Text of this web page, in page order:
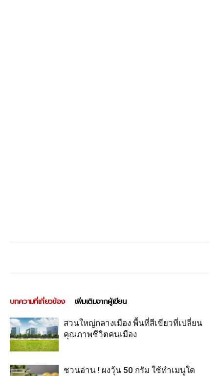
บทความที่เกี่ยวข้อง เพิ่มเติมจากผู้เขียน
สวนใหญ่กลางเมือง พื้นที่สีเขียวที่เปลี่ยน
คุณภาพชีวิตคนเมือง
ชวนอ่าน ! ผงวุ้น 50 กรัม ใช้ทำเมนูใด